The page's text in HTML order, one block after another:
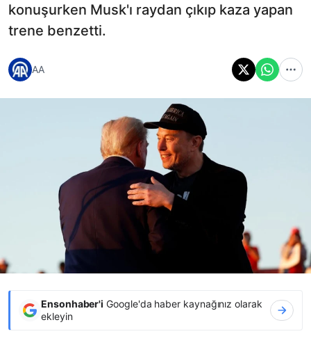
konuşurken Musk'ı raydan çıkıp kaza yapan
trene benzetti.
AA
Ensonhaber'i Google'da haber kaynağınız olarak
ekleyin